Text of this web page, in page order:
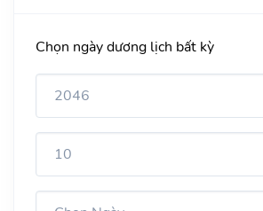
Chọn ngày dương lịch bất kỳ